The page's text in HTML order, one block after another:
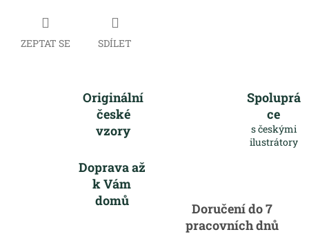
ZEPTAT SE SDÍLET
Originální
české
vzory
Spoluprá
ce
s českými
ilustrátory
Doprava až
k Vám
domů
Doručení do 7
pracovních dnů